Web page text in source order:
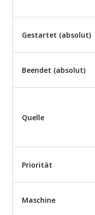
Gestartet (absolut)
Beendet (absolut)
Quelle
Priorität
Maschine